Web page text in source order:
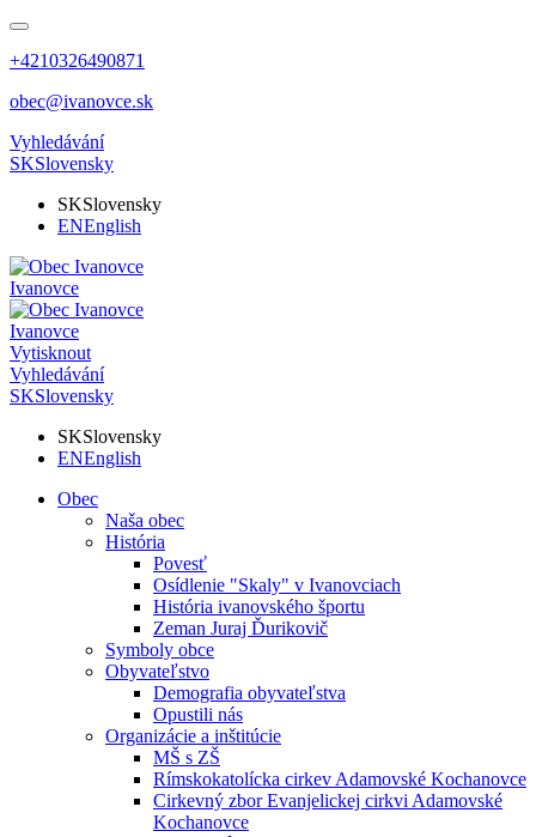
+4210326490871
obec@ivanovce.sk
Vyhledávání
SKSlovensky
SKSlovensky
ENEnglish
Ivanovce
Ivanovce
Vytisknout
Vyhledávání
SKSlovensky
SKSlovensky
ENEnglish
Obec
Naša obec
História
Povesť
Osídlenie "Skaly" v Ivanovciach
História ivanovského športu
Zeman Juraj Ďurikovič
Symboly obce
Obyvateľstvo
Demografia obyvateľstva
Opustili nás
Organizácie a inštitúcie
MŠ s ZŠ
Rímskokatolícka cirkev Adamovské Kochanovce
Cirkevný zbor Evanjelickej cirkvi Adamovské
Kochanovce